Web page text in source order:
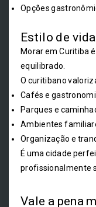
Opções
Estilo de
Morar em Curitiba
equilibrado.
O curitibano
Cafés e
Parques e
Ambientes
Organização e
É uma cidade
profissionalmente
Vale a pena